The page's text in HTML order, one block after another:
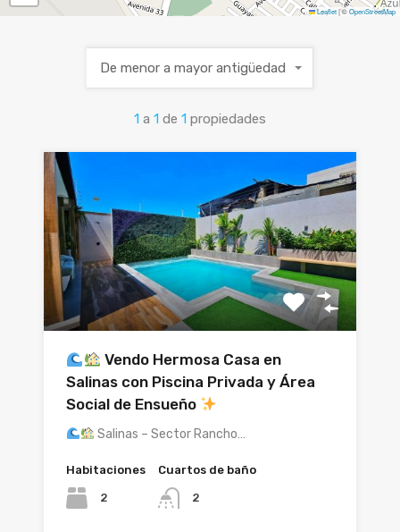
Leaflet|©OpenStreetMap
1 a 1 de 1 propiedades
De menor a mayor antigüedad
Vendo Hermosa Casa en
Salinas con Piscina Privada y Área
Social de Ensueño
Salinas – Sector Rancho…
Habitaciones
2
Cuartos de baño
2